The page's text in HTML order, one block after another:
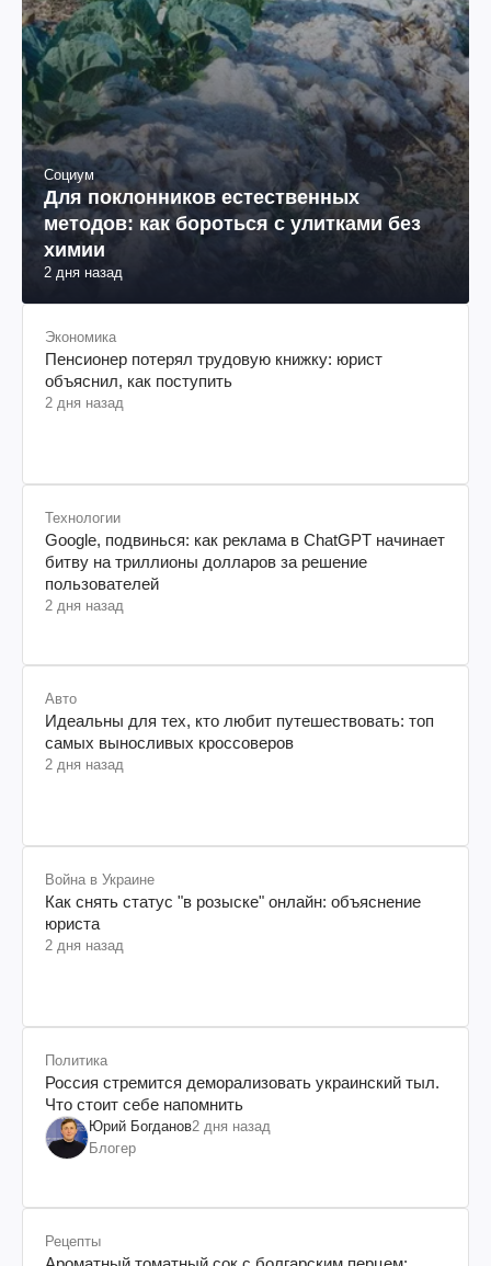
Социум
Для поклонников естественных
методов: как бороться с улитками без
химии
2 дня назад
Экономика
Пенсионер потерял трудовую книжку: юрист
объяснил, как поступить
2 дня назад
Технологии
Google, подвинься: как реклама в ChatGPT начинает
битву на триллионы долларов за решение
пользователей
2 дня назад
Авто
Идеальны для тех, кто любит путешествовать: топ
самых выносливых кроссоверов
2 дня назад
Война в Украине
Как снять статус "в розыске" онлайн: объяснение
юриста
2 дня назад
Политика
Россия стремится деморализовать украинский тыл.
Что стоит себе напомнить
Юрий Богданов2 дня назад
Блогер
Рецепты